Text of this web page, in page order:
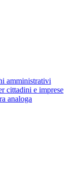
amministrativi
cittadini e imprese
analoga